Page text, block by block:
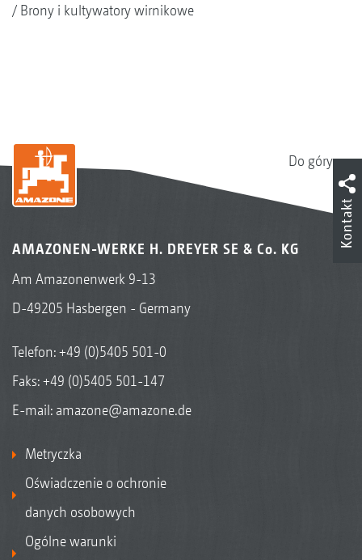
Brony i kultywatory wirnikowe
Do góry
AMAZONEN-WERKE H. DREYER SE & Co. KG
Am Amazonenwerk 9-13
D-49205 Hasbergen - Germany
Telefon:+49 (0)5405 501-0
Faks: +49 (0)5405 501-147
E-mail: amazone@amazone.de
Metryczka
Oświadczenie o ochronie
danych osobowych
Ogólne warunki
Kontakt